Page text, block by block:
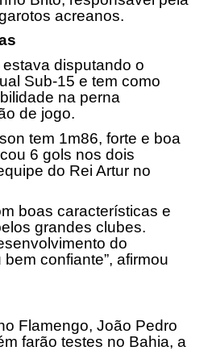
acreanos.
disputando o
Sub-15 e tem como
na perna
de jogo.
tem 1m86, forte e boa
6 gols nos dois
do Rei Artur no
boas características e
grandes clubes.
do
confiante”, afirmou
Flamengo, João Pedro
farão testes no Bahia, a